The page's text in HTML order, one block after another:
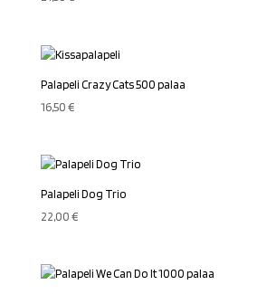
Palapeli Crazy Cats 500 palaa
16,50€
Palapeli Dog Trio
22,00€